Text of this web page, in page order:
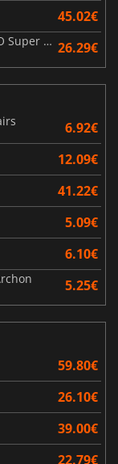
45.02€
DRAGON BALL Sparking! ZERO Super Limit Breaking NEO 26.29€
6.92€
12.09€
41.22€
5.09€
6.10€
5.25€
59.80€
26.10€
39.00€
22.79€